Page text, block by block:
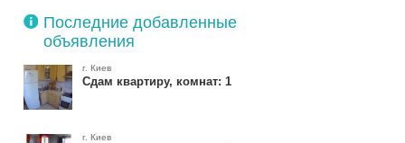
Последние добавленные
объявления
г. Киев
Сдам квартиру, комнат: 1
г. Киев